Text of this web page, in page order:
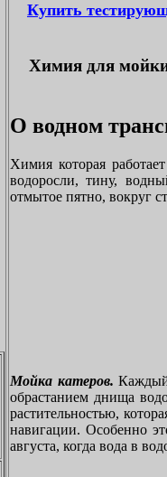
Купить
Химия для мойки
О водном
Химия которая
водоросли, тину,
отмытое пятно, вокруг
Мойка катеров. Каждый
обрастанием днища
растительностью,
навигации. Особенно
августа, когда вода в